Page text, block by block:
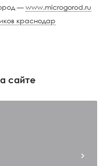
— www.microgorod.ru
краснодар
сайте